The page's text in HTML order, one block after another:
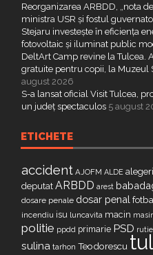
Reorganizarea ARBDD, „nota
ministra USR și fostul
Stejaru investește în eficiența
fotovoltaic și iluminat public
DeltArt Camp revine la Tulcea.
gratuite pentru copii, la Muzeul
august 2026
S-a lansat oficial Visit Tulcea,
un județ spectaculos 5 august
ETICHETE
accident AJOFM ALDE alegeri
deputat ARBDD arest
dosare penale dosar penal
incendiu isu luncavita macin
politie ppdd primarie PSD
sulina tarhon Teodorescu